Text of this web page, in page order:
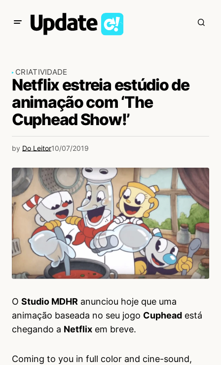
CRIATIVIDADE
Netflix estreia estúdio de
animação com ‘The
Cuphead Show!’
by Do Leitor10/07/2019
O Studio MDHR anunciou hoje que uma
animação baseada no seu jogo Cuphead está
chegando a Netflix em breve.
Coming to you in full color and cine-sound,